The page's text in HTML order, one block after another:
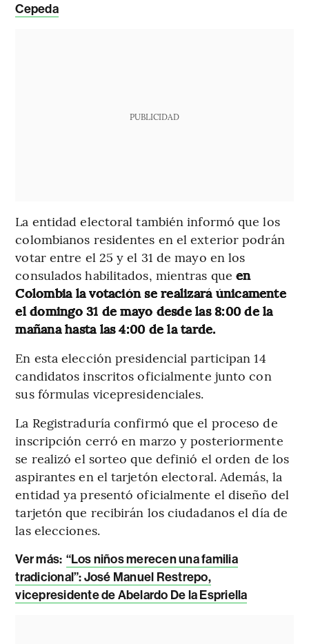
Cepeda
PUBLICIDAD
La entidad electoral también informó que los
colombianos residentes en el exterior podrán
votar entre el 25 y el 31 de mayo en los
consulados habilitados, mientras queen
Colombia la votación se realizará únicamente
el domingo 31 de mayo desde las 8:00 de la
mañana hasta las 4:00 de la tarde.
En esta elección presidencial participan 14
candidatos inscritos oficialmente junto con
sus fórmulas vicepresidenciales.
La Registraduría confirmó que el proceso de
inscripción cerró en marzo y posteriormente
se realizó el sorteo que definió el orden de los
aspirantes en el tarjetón electoral. Además, la
entidad ya presentó oficialmente el diseño del
tarjetón que recibirán los ciudadanos el día de
las elecciones.
Ver más: “Los niños merecen una familia
tradicional”: José Manuel Restrepo,
vicepresidente de Abelardo De la Espriella